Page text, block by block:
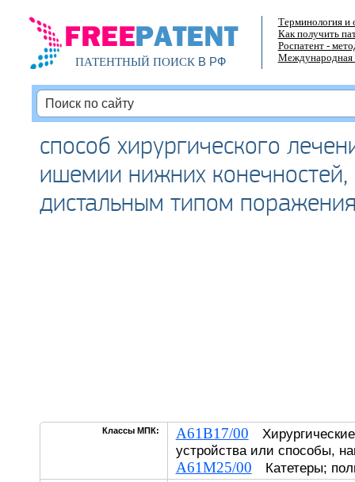
ПАТЕНТНЫЙ ПОИСКВ РФ
Терминология и
Как получить
Роспатент -
Международная
способ хирургического
ишемии нижних конечностей,
дистальным типом
Классы МПК: A61B17/00
устройства или способы,
A61M25/00 Катетеры;